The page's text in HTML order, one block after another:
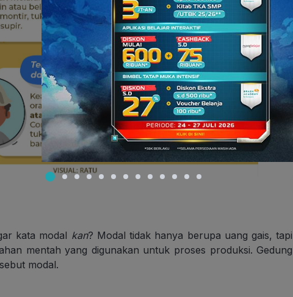
kata modal kan? Modal tidak hanya berupa uang gais, tapi
mentah yang digunakan untuk proses produksi. Gedung
modal.